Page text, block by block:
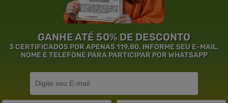
GANHE ATÉ 50% DE DESCONTO
3 CERTIFICADOS POR APENAS 119,80. INFORME SEU E-MAIL,
NOME E TELEFONE PARA PARTICIPAR POR WHATSAPP